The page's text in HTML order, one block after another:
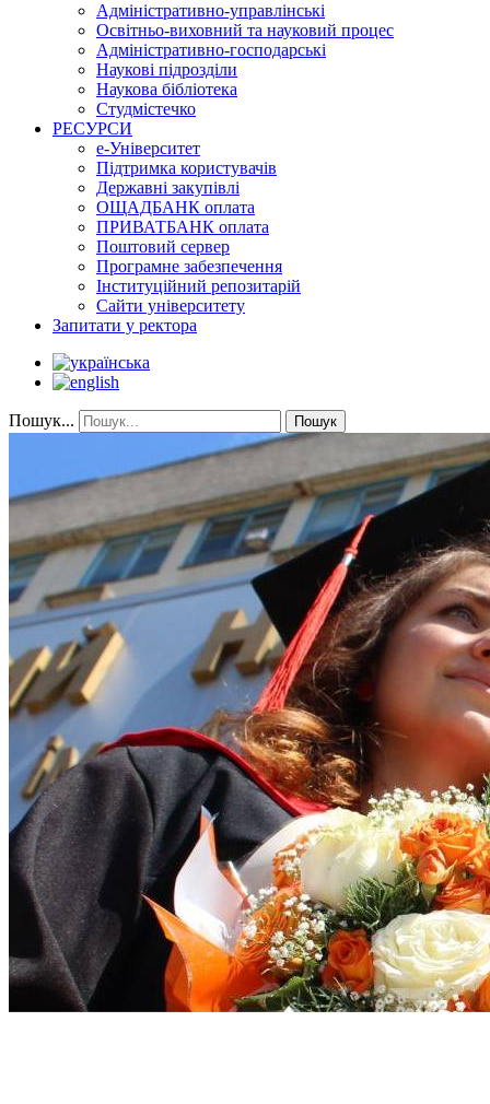
Адміністративно-управлінські
Освітньо-виховний та науковий процес
Адміністративно-господарські
Наукові підрозділи
Наукова бібліотека
Студмістечко
РЕСУРСИ
е-Університет
Підтримка користувачів
Державні закупівлі
ОЩАДБАНК оплата
ПРИВАТБАНК оплата
Поштовий сервер
Програмне забезпечення
Інституційний репозитарій
Сайти університету
Запитати у ректора
Пошук... Пошук